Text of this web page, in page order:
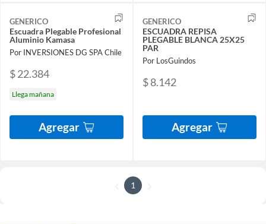
GENERICO
Escuadra Plegable Profesional
Aluminio Kamasa
Por INVERSIONES DG SPA Chile
$ 22.384
Llega mañana
Agregar
GENERICO
ESCUADRA REPISA
PLEGABLE BLANCA 25X25
PAR
Por LosGuindos
$ 8.142
Agregar
1